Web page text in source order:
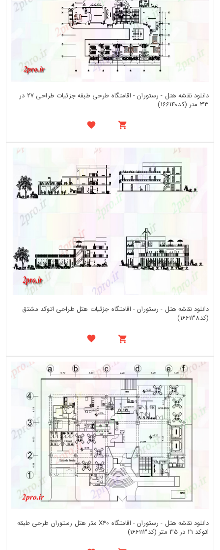
دانلود نقشه هتل - رستوران - اقامتگاه طرحی طبقه جزئیات طراحی 27 در
33 متر (کد166140)
دانلود نقشه هتل - رستوران - اقامتگاه جزئیات هتل طراحی اتوکد مشتق
(کد166138)
دانلود نقشه هتل - رستوران - اقامتگاه X40 متر هتل رستوران طرحی طبقه
اتوکد 21 در 35 متر (کد166113)